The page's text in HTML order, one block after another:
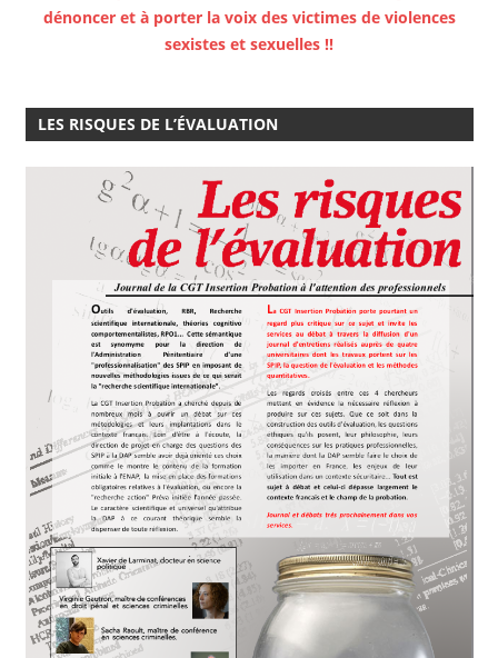
dénoncer et à porter la voix des victimes de violences
sexistes et sexuelles !!
LES RISQUES DE L’ÉVALUATION